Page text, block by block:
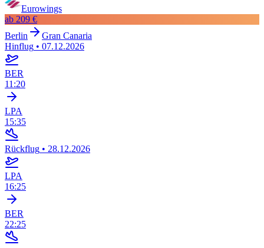
Eurowings
ab 209 €
Berlin
Gran Canaria
Hinflug • 07.12.2026
BER
11:20
LPA
15:35
Rückflug • 28.12.2026
LPA
16:25
BER
22:25